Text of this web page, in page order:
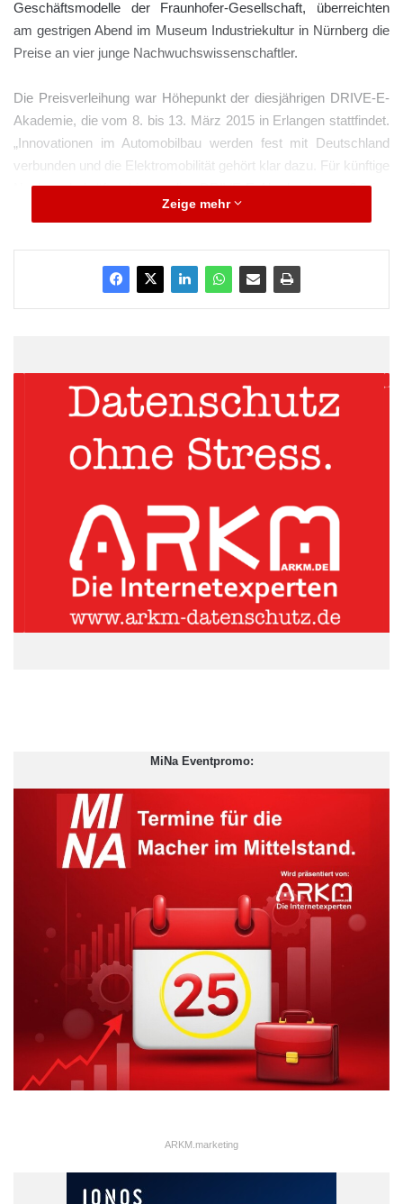
Geschäftsmodelle der Fraunhofer-Gesellschaft, überreichten
am gestrigen Abend im Museum Industriekultur in Nürnberg die
Preise an vier junge Nachwuchswissenschaftler.
Die Preisverleihung war Höhepunkt der diesjährigen DRIVE-E-
Akademie, die vom 8. bis 13. März 2015 in Erlangen stattfindet.
„Innovationen im Automobilbau werden fest mit Deutschland
verbunden und die Elektromobilität gehört klar dazu. Für künftige
Nachwuchskräfte bietet die DRIVE-E-Akademie großartige
Einblicke in diese Zukunftsbranche“, so Stefan Müller.
Prof. Dr. Peter Gutzmer, Vorstand Technologie und
stellvertretender Vorsitzender des Vorstands der Schaeffler AG,
hob in seiner Festrede die Bedeutung von Innovation und
fundierter Ausbildung hervor: „Nicht nur die großen Autobauer,
auch wir als Zulieferer sind auf kluge
Ausgezeichnet: Vier studentische Arbeiten überzeugten die
Zeige mehr
MiNa Eventpromo:
ARKM.marketing